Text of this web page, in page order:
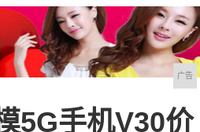
广告
5G手机V30价